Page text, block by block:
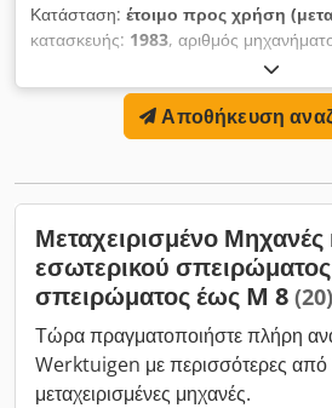
Κατάσταση: έτοιμο προς χρήση
κατασκευής: 1983, αριθμός
Αυτόματο μηχάνημα κοχλιωτής
STREICHER TS10 SP Chedozba
σπειρώματος: M6-M12 (1/4"-1/2") Μέγ.
εξαρτημάτων: 25 mm Μέγιστο
λεπτό Μέγιστη απόδοση: 5.600 τεμ./
Αποθήκευση
Μεταχειρισμένο
εσωτερικού
σπειρώματος έως M 8 (20)
Τώρα πραγματοποιήστε πλήρη
Werktuigen με περισσότερες
μεταχειρισμένες μηχανές.